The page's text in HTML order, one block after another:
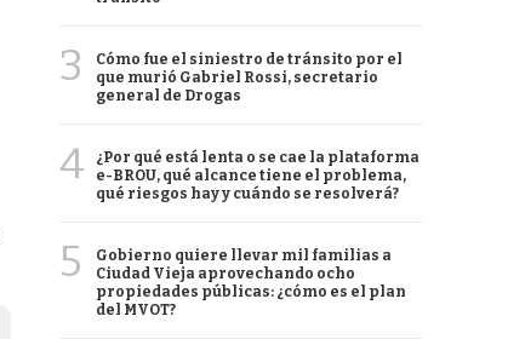
3
Cómo fue el siniestro de tránsito por el
que murió Gabriel Rossi, secretario
general de Drogas
4
¿Por qué está lenta o se cae la plataforma
e-BROU, qué alcance tiene el problema,
qué riesgos hay y cuándo se resolverá?
5
Gobierno quiere llevar mil familias a
Ciudad Vieja aprovechando ocho
propiedades públicas: ¿cómo es el plan
del MVOT?